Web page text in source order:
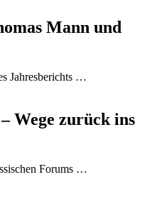
Mann und
Jahresberichts …
Wege zurück ins
Forums …